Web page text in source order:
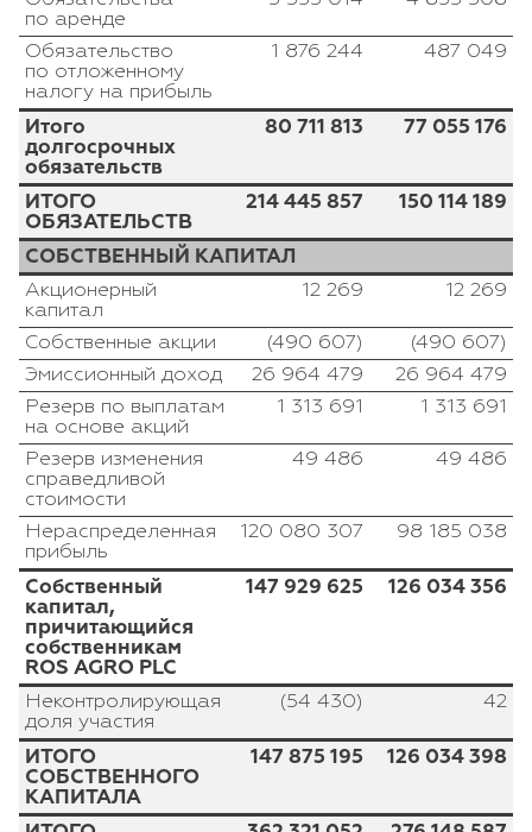
по аренде
Обязательство
по отложенному
налогу на прибыль
1 876 244 487 049
Итого
долгосрочных
обязательств
80 711 813 77 055 176
ИТОГО
ОБЯЗАТЕЛЬСТВ
214 445 857 150 114 189
СОБСТВЕННЫЙ КАПИТАЛ
Акционерный
капитал
12 269 12 269
Собственные акции (490 607)
(490 607)
Эмиссионный доход
26 964 479
26 964 479
Резерв по выплатам
на основе акций
1 313 691 1 313 691
Резерв изменения
справедливой
стоимости
49 486 49 486
Нераспределенная
прибыль
120 080 307 98 185 038
Собственный
капитал,
причитающийся
собственникам
ROS AGRO PLC
147 929 625 126 034 356
Неконтролирующая
доля участия
(54 430) 42
ИТОГО
СОБСТВЕННОГО
КАПИТАЛА
147 875 195 126 034 398